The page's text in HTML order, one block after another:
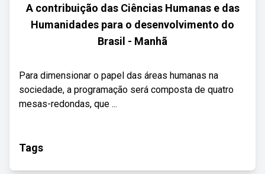
A contribuição das Ciências Humanas e das
Humanidades para o desenvolvimento do
Brasil - Manhã
Para dimensionar o papel das áreas humanas na
sociedade, a programação será composta de quatro
mesas-redondas, que ...
Tags